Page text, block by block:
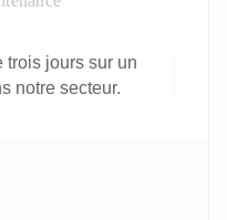
trois jours sur un
notre secteur.